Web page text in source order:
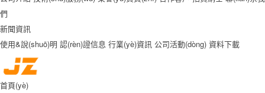
們
新聞資訊
使用&說(shuō)明 認(rèn)證信息 行業(yè)資訊 公司活動(dòng) 資料下載
首頁(yè)